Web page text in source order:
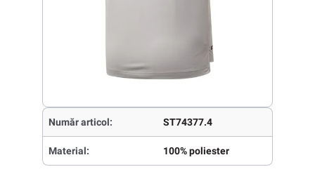
Număr articol: ST74377.4
Material: 100% poliester